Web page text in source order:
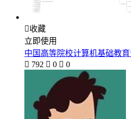
收藏
立即使用
中国高等院校计算机基础教
 792  0  0